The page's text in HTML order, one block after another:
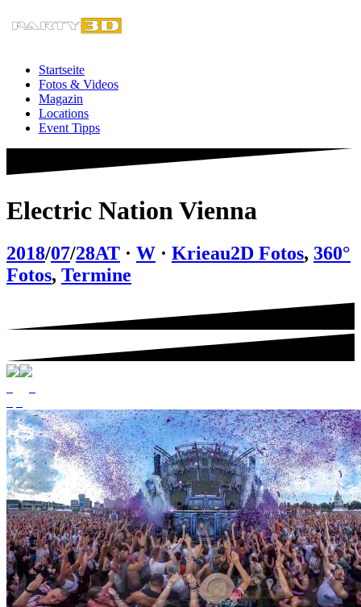
Inhalt
Startseite
Fotos & Videos
Magazin
Locations
Event Tipps
Electric Nation Vienna
2018/07/28AT · W · Krieau2D Fotos, 360°
Fotos, Termine